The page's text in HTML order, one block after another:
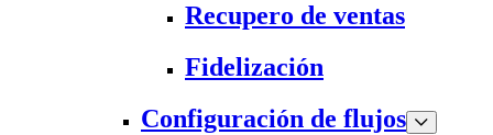
Recupero de ventas
Fidelización
Configuración de flujos